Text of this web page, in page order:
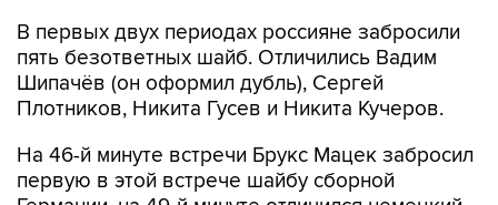
В первых двух периодах россияне забросили
пять безответных шайб. Отличились Вадим
Шипачёв (он оформил дубль), Сергей
Плотников, Никита Гусев и Никита Кучеров.
На 46-й минуте встречи Брукс Мацек забросил
первую в этой встрече шайбу сборной